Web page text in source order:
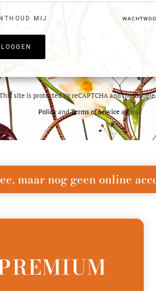
MIJ
site is protected by reCAPTCHA and the Google
PolicyandTerms of Service apply.
maar nog geen online